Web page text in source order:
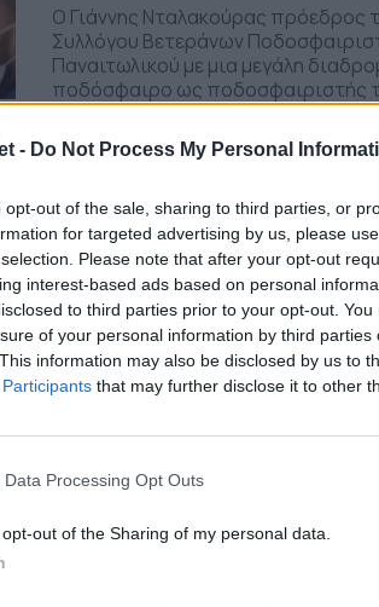
- Do Not Process My Personal
opt-out of the sale, sharing to third parties, or
for targeted advertising by us, please
Please note that after your opt-out
interest-based ads based on personal
to third parties prior to your opt-out.
of your personal information by third parties
information may also be disclosed by us to
that may further disclose it to other
Data Processing Opt Outs
out of the Sharing of my personal data.
Ο Γιάννης Νταλακούρας πρόεδρος
Συλλόγου Βετεράνων
Παναιτωλικού με μια μεγάλη
ποδόσφαιρο ως ποδοσφαιριστής
«καναρινιών» (342...
TitormosNet Team
ΕΡΑΣΙΤΕΧΝΗΣ / 5 μήνες
Ζαρκάδας: «Ο
Παναιτωλικός είναι εκεί
επιτρέπουν αυτή τη
συνθήκες του- Αυτά
Ο Βασίλης Ζαρκάδας μιλά στο
που τελείωσε αλλά και το μέλλον. Ο
Κωνσταντίνος Ρίγκος